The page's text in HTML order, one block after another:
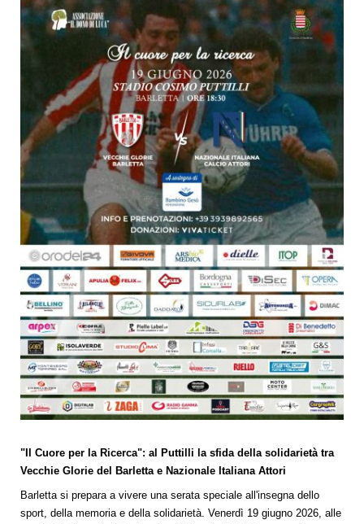
"Il Cuore per la Ricerca": al Puttilli la sfida della solidarietà tra
Vecchie Glorie del Barletta e Nazionale Italiana Attori
Barletta si prepara a vivere una serata speciale all'insegna dello
sport, della memoria e della solidarietà. Venerdì 19 giugno 2026, alle